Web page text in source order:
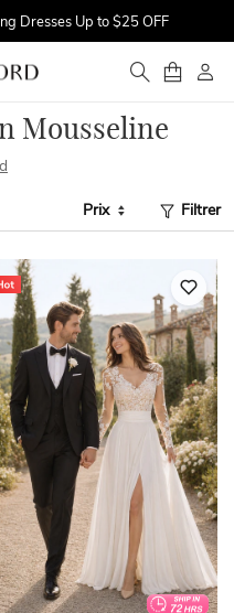
Dresses Up to $25 OFF
OFF
Mousseline
Prix Filtrer